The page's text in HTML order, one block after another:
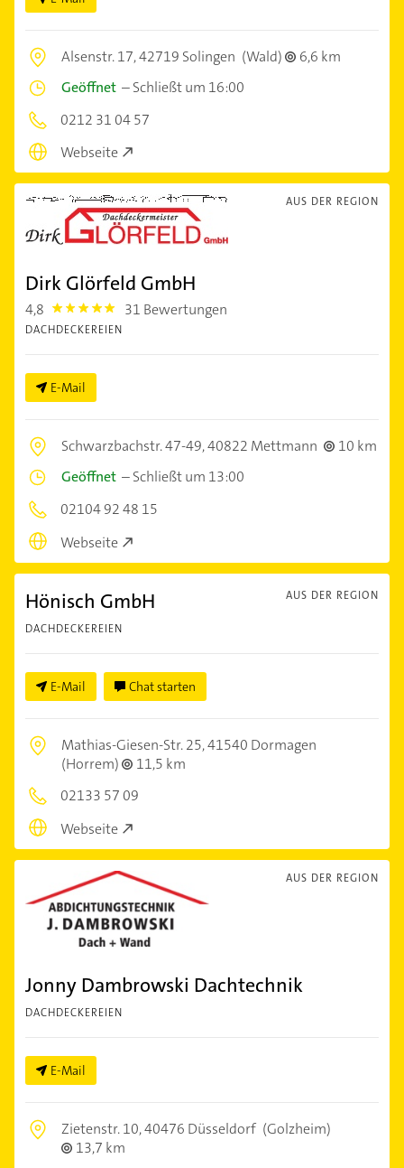
Alsenstr. 17,42719 Solingen (Wald)
6,6 km
Geöffnet –Schließt um 16:00
0212 31 04 57
Webseite
AUS DER REGION
Dirk Glörfeld GmbH
4,8 4.8 31 Bewertungen
DACHDECKEREIEN
E-Mail
Schwarzbachstr. 47-49,40822 Mettmann
10 km
Geöffnet –Schließt um 13:00
02104 92 48 15
Webseite
AUS DER REGION
Hönisch GmbH
DACHDECKEREIEN
E-Mail Chat starten
Mathias-Giesen-Str. 25,41540 Dormagen
(Horrem)
11,5 km
02133 57 09
Webseite
AUS DER REGION
Jonny Dambrowski Dachtechnik
DACHDECKEREIEN
E-Mail
Zietenstr. 10,40476 Düsseldorf (Golzheim)
13,7 km